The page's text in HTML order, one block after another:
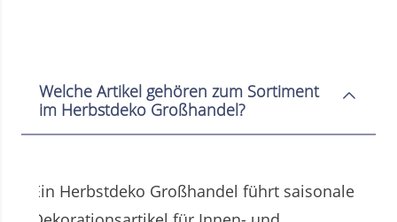
Welche Artikel gehören zum Sortiment
im Herbstdeko Großhandel?
Ein Herbstdeko Großhandel führt saisonale